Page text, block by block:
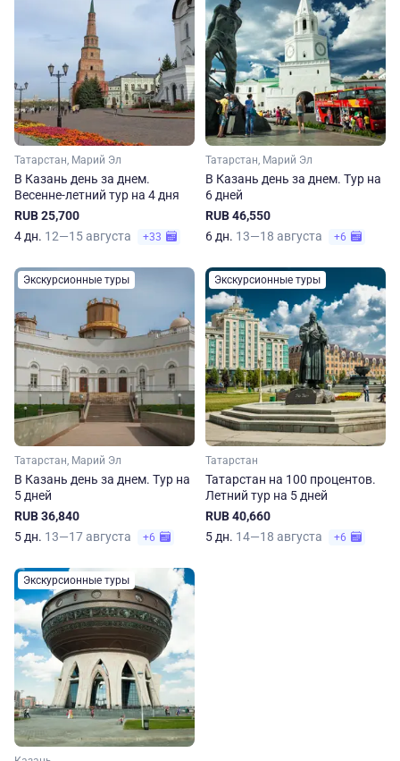
Татарстан, Марий Эл
В Казань день за днем.
Весенне-летний тур на 4 дня
RUB 25,700
4 дн. 12—15 августа +33
Татарстан, Марий Эл
В Казань день за днем. Тур на
6 дней
RUB 46,550
6 дн. 13—18 августа +6
Экскурсионные туры
Татарстан, Марий Эл
В Казань день за днем. Тур на
5 дней
RUB 36,840
5 дн. 13—17 августа +6
Экскурсионные туры
Татарстан
Татарстан на 100 процентов.
Летний тур на 5 дней
RUB 40,660
5 дн. 14—18 августа +6
Экскурсионные туры